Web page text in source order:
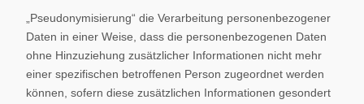
„Pseudonymisierung“ die Verarbeitung personenbezogener
Daten in einer Weise, dass die personenbezogenen Daten
ohne Hinzuziehung zusätzlicher Informationen nicht mehr
einer spezifischen betroffenen Person zugeordnet werden
können, sofern diese zusätzlichen Informationen gesondert